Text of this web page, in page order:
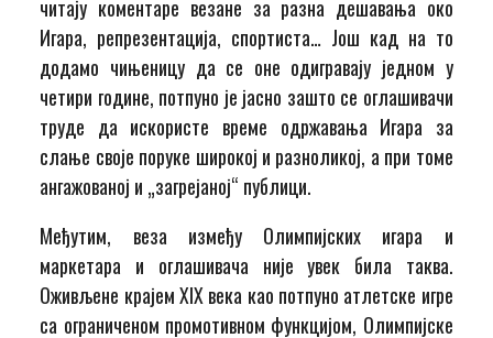
читају коментаре везане за разна дешавања око
Игара, репрезентација, спортиста… Још кад на то
додамо чињеницу да се оне одигравају једном у
четири године, потпуно је јасно зашто се оглашивачи
труде да искористе време одржавања Игара за
слање своје поруке широкој и разноликој, а при томе
ангажованој и „загрејаној“ публици.
Међутим, веза између Олимпијских игара и
маркетара и оглашивача није увек била таква.
Оживљене крајем XIX века као потпуно атлетске игре
са ограниченом промотивном функцијом, Олимпијске